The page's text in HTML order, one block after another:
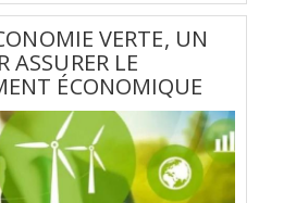
VERTE, UN
ASSURER LE
ÉCONOMIQUE